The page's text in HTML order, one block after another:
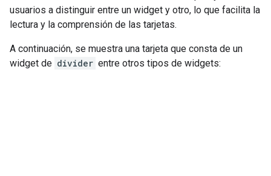
usuarios a distinguir entre un widget y otro, lo que facilita la
lectura y la comprensión de las tarjetas.
A continuación, se muestra una tarjeta que consta de un
widget de divider entre otros tipos de widgets: